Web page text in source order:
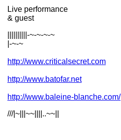
Live performance
& guest
||||||||||-~-~-~-~
|-~-~
http://www.criticalsecret.com
http://www.batofar.net
http://www.baleine-blanche.com/
///|~|||~~||||..~~||